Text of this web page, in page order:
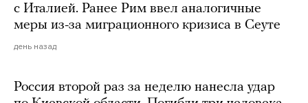
с Италией. Ранее Рим ввел аналогичные
меры из-за миграционного кризиса в Сеуте
день назад
Россия второй раз за неделю нанесла удар